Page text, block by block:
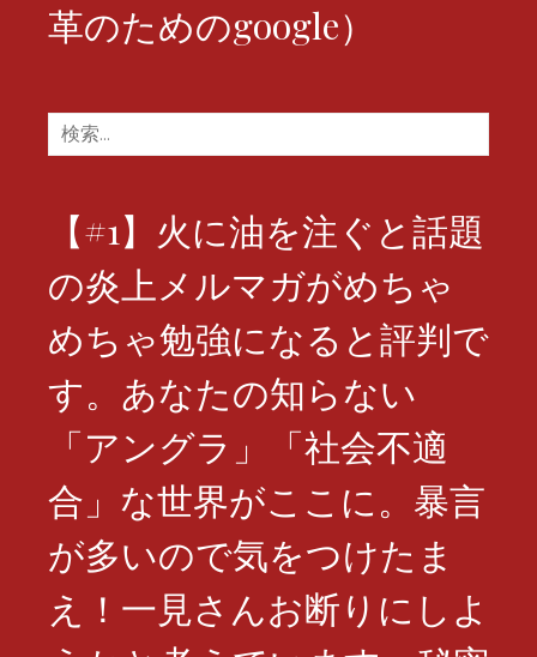
革のためのgoogle）
検
索:
【#1】火に油を注ぐと話題
の炎上メルマガがめちゃ
めちゃ勉強になると評判で
す。あなたの知らない
「アングラ」「社会不適
合」な世界がここに。暴言
が多いので気をつけたま
え！一見さんお断りにしよ